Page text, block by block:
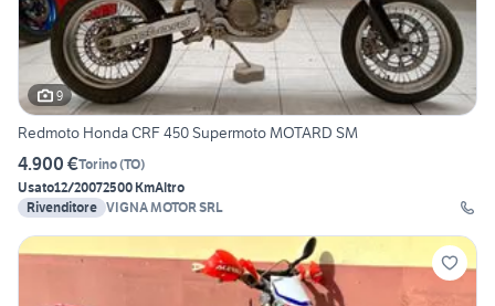
9
Redmoto Honda CRF 450 Supermoto MOTARD SM
4.900 €Torino(TO)
Usato12/20072500 KmAltro
Rivenditore VIGNA MOTOR SRL